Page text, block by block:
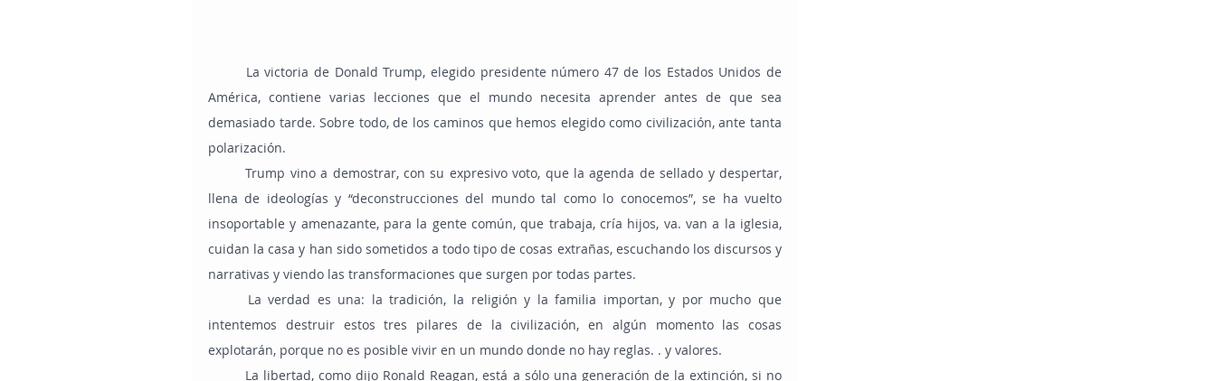
América, contiene varias lecciones que el mundo necesita aprender antes de que sea
demasiado tarde. Sobre todo, de los caminos que hemos elegido como civilización, ante tanta
polarización.
	Trump vino a demostrar, con su expresivo voto, que la agenda de sellado y despertar,
llena de ideologías y “deconstrucciones del mundo tal como lo conocemos”, se ha vuelto
insoportable y amenazante, para la gente común, que trabaja, cría hijos, va. van a la iglesia,
cuidan la casa y han sido sometidos a todo tipo de cosas extrañas, escuchando los discursos y
narrativas y viendo las transformaciones que surgen por todas partes.
intentemos destruir estos tres pilares de la civilización, en algún momento las cosas
explotarán, porque no es posible vivir en un mundo donde no hay reglas. . y valores.